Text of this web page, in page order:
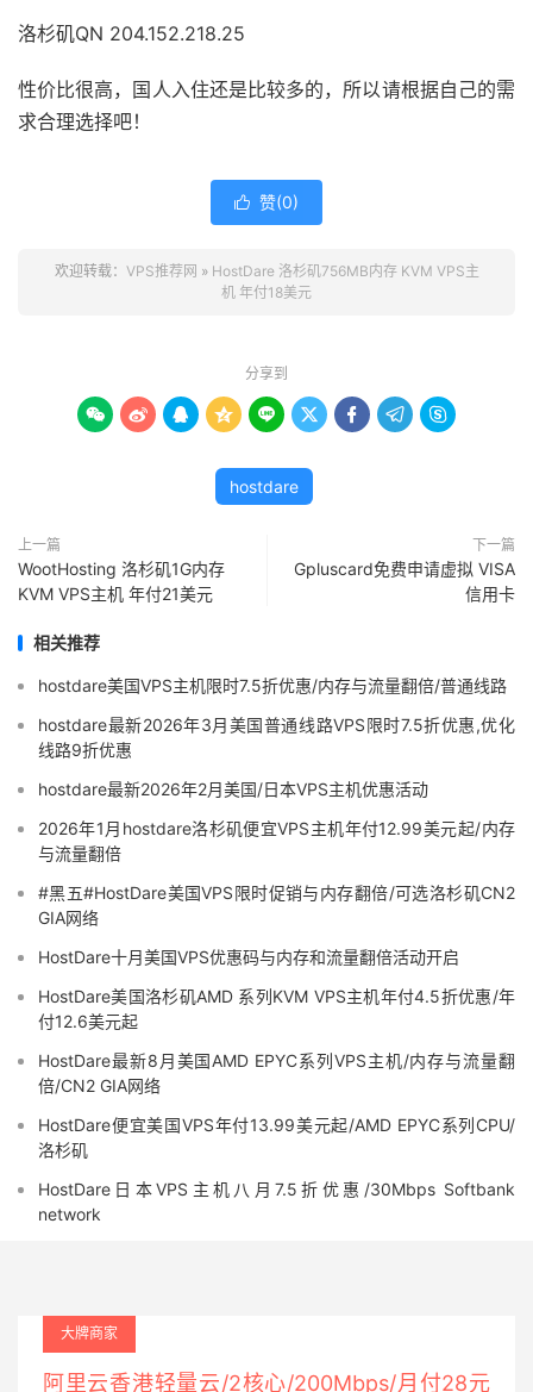
洛杉矶QN 204.152.218.25
性价比很高，国人入住还是比较多的，所以请根据自己的需
求合理选择吧！
 赞(0)
欢迎转载： VPS推荐网 » HostDare 洛杉矶756MB内存 KVM VPS主
机 年付18美元
分享到
        
hostdare
上一篇
WootHosting 洛杉矶1G内存
KVM VPS主机 年付21美元
下一篇
Gpluscard免费申请虚拟 VISA
信用卡
相关推荐
hostdare美国VPS主机限时7.5折优惠/内存与流量翻倍/普通线路
hostdare最新2026年3月美国普通线路VPS限时7.5折优惠,优化
线路9折优惠
hostdare最新2026年2月美国/日本VPS主机优惠活动
2026年1月hostdare洛杉矶便宜VPS主机年付12.99美元起/内存
与流量翻倍
#黑五#HostDare美国VPS限时促销与内存翻倍/可选洛杉矶CN2
GIA网络
HostDare十月美国VPS优惠码与内存和流量翻倍活动开启
HostDare美国洛杉矶AMD 系列KVM VPS主机年付4.5折优惠/年
付12.6美元起
HostDare最新8月美国AMD EPYC系列VPS主机/内存与流量翻
倍/CN2 GIA网络
HostDare便宜美国VPS年付13.99美元起/AMD EPYC系列CPU/
洛杉矶
HostDare日本VPS主机八月7.5折优惠/30Mbps Softbank
network
大牌商家
阿里云香港轻量云/2核心/200Mbps/月付28元